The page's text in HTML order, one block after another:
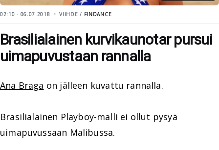
02:10 - 06.07.2018 VIIHDE / FINDANCE
Brasilialainen kurvikaunotar pursui
uimapuvustaan rannalla
Ana Braga on jälleen kuvattu rannalla.
Brasilialainen Playboy-malli ei ollut pysyä
uimapuvussaan Malibussa.